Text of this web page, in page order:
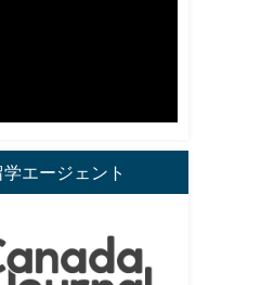
エージェント